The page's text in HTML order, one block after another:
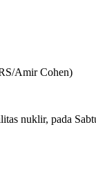
Amir Cohen)
nuklir, pada